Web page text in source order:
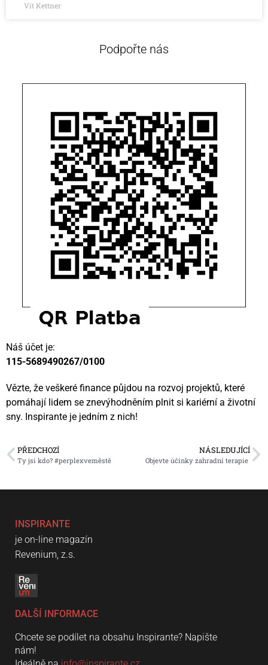
Vít Kettner
Podpořte nás
Náš účet je:
115-5689490267/0100
Vězte, že veškeré finance půjdou na rozvoj projektů, které
pomáhají lidem se znevýhodněním plnit si kariérní a životní
sny. Inspirante je jedním z nich!
PŘEDCHOZÍ
Ty jsi kdo? #perplexveměstě
NÁSLEDUJÍCÍ
Objevte účinky zahradní terapie
INSPIRANTE
je on-line magazín
Revenium, z.s.
DALŠÍ INFORMACE
Chcete se podílet na obsahu Inspirante? Napište
nám!